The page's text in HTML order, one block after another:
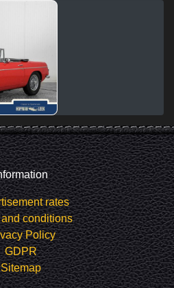
rates
and conditions
Policy
GDPR
Sitemap